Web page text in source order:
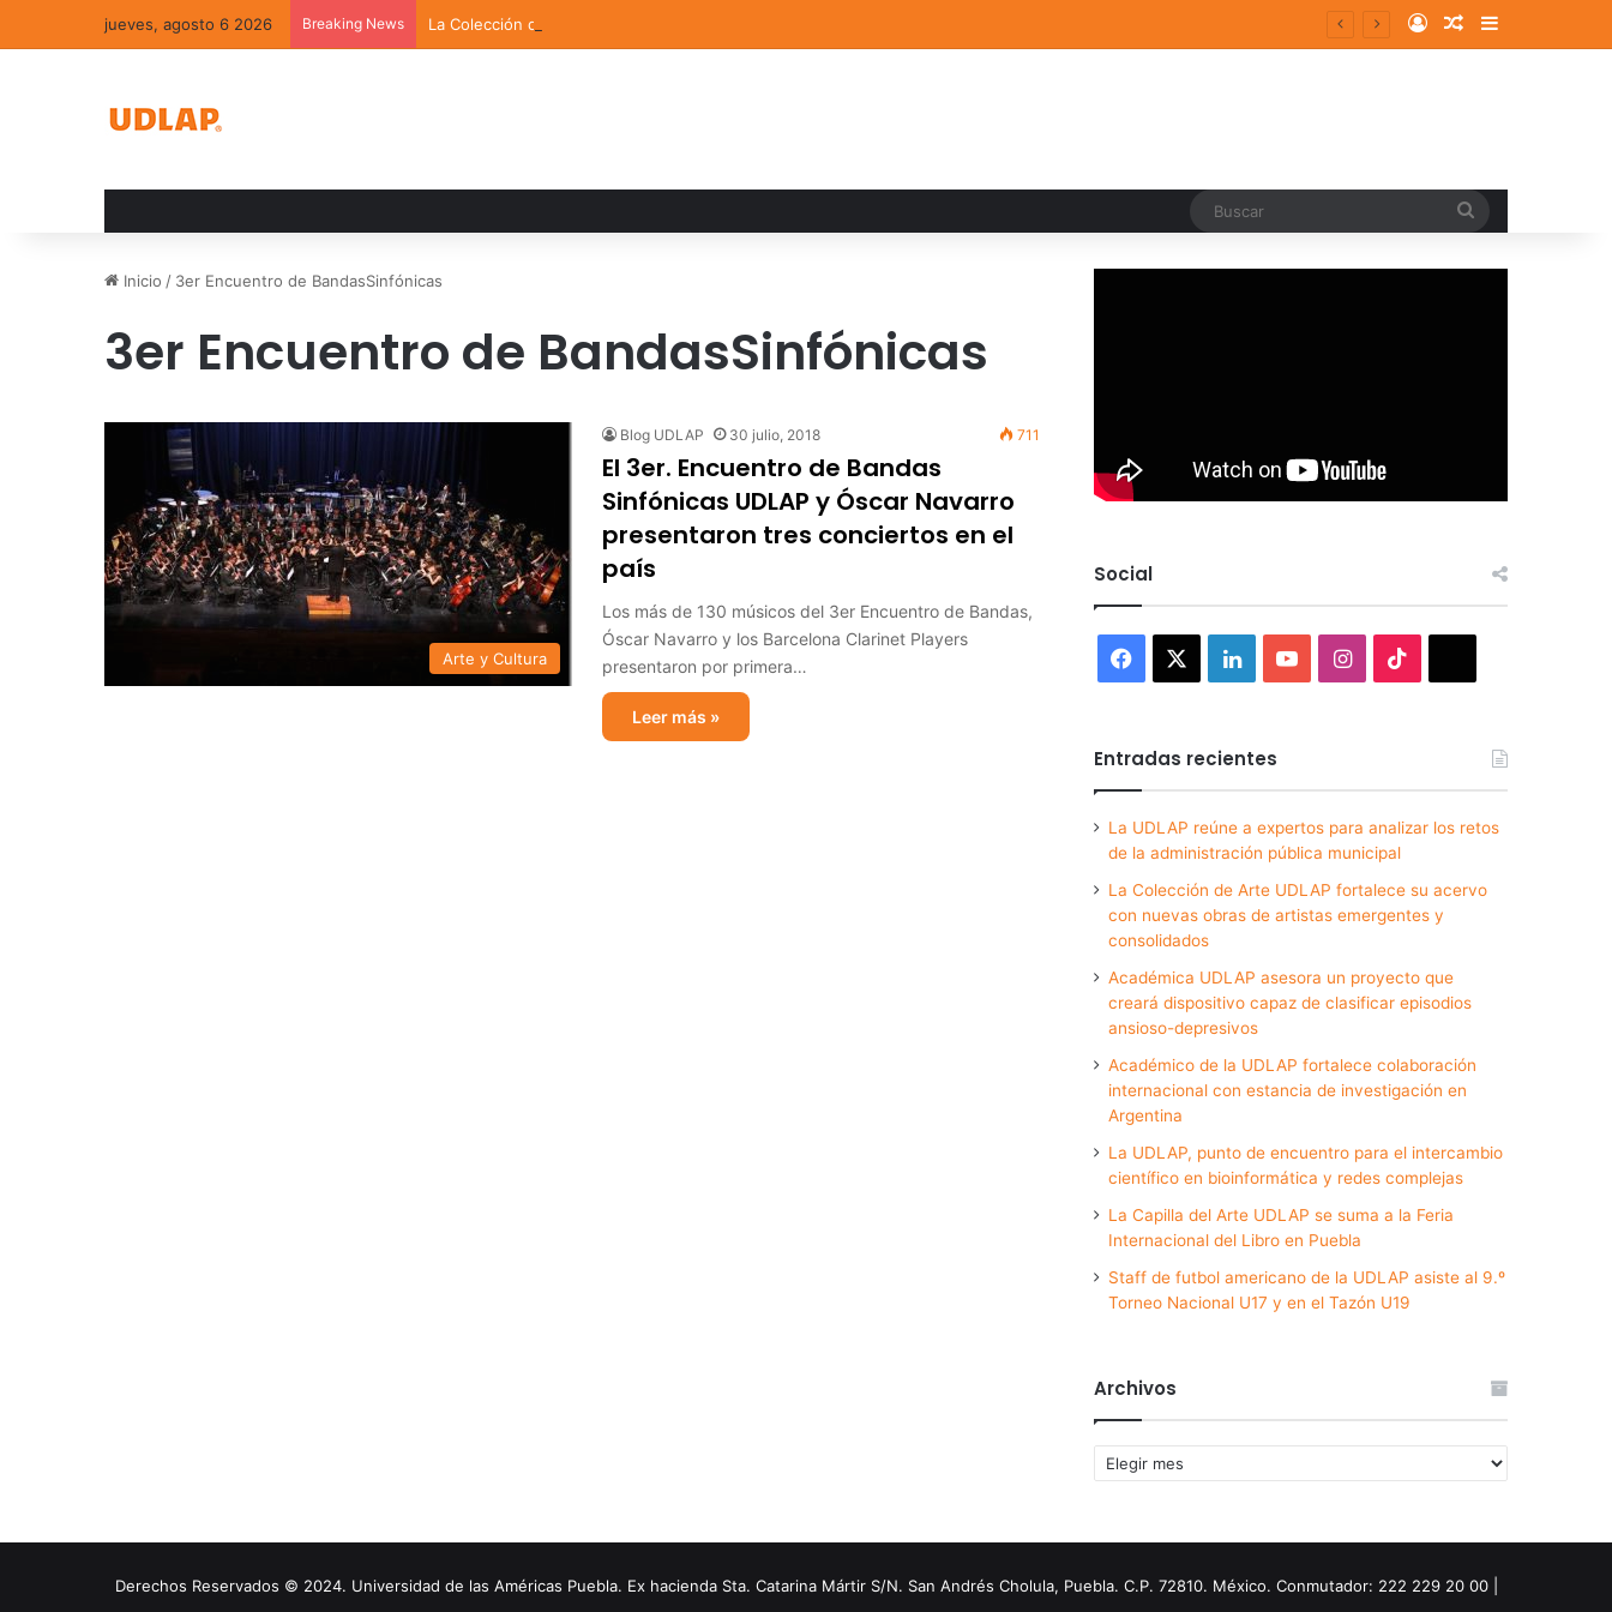
jueves, agosto 6 2026 Breaking News La Colección de Arte UDLAP fortalece su acervo con nuevas obras de artistas emergentes y consolidados Log InRandom Article
Sidebar
Inicio / 3er Encuentro de BandasSinfónicas
3er Encuentro de BandasSinfónicas
Arte y Cultura
Blog UDLAP 30 julio, 2018 711
El 3er. Encuentro de Bandas
Sinfónicas UDLAP y Óscar Navarro
presentaron tres conciertos en el
país
Los más de 130 músicos del 3er Encuentro de Bandas,
Óscar Navarro y los Barcelona Clarinet Players
presentaron por primera…
Leer más »
Social
Facebook LinkedInYouTubeInstagram
Entradas recientes
La UDLAP reúne a expertos para analizar los retos
de la administración pública municipal
La Colección de Arte UDLAP fortalece su acervo
con nuevas obras de artistas emergentes y
consolidados
Académica UDLAP asesora un proyecto que
creará dispositivo capaz de clasificar episodios
ansioso-depresivos
Académico de la UDLAP fortalece colaboración
internacional con estancia de investigación en
Argentina
La UDLAP, punto de encuentro para el intercambio
científico en bioinformática y redes complejas
La Capilla del Arte UDLAP se suma a la Feria
Internacional del Libro en Puebla
Staff de futbol americano de la UDLAP asiste al 9.º
Torneo Nacional U17 y en el Tazón U19
Archivos
Archivos
Derechos Reservados © 2024. Universidad de las Américas Puebla. Ex hacienda Sta. Catarina Mártir S/N. San Andrés Cholula, Puebla. C.P. 72810. México. Conmutador: 222 229 20 00 |